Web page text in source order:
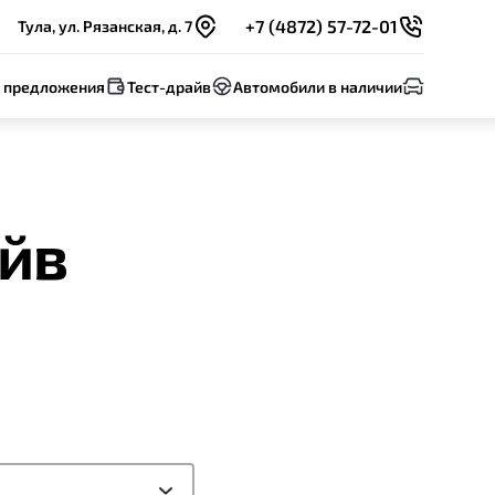
Тула, ул. Рязанская, д. 7 +7 (4872) 57-72-01
Тест-драйв Автомобили в наличии